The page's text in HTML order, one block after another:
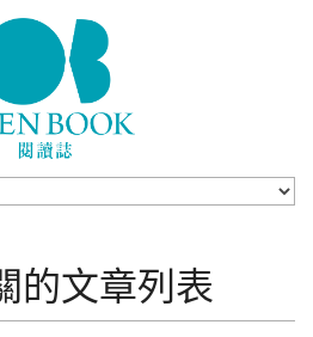
的文章列表